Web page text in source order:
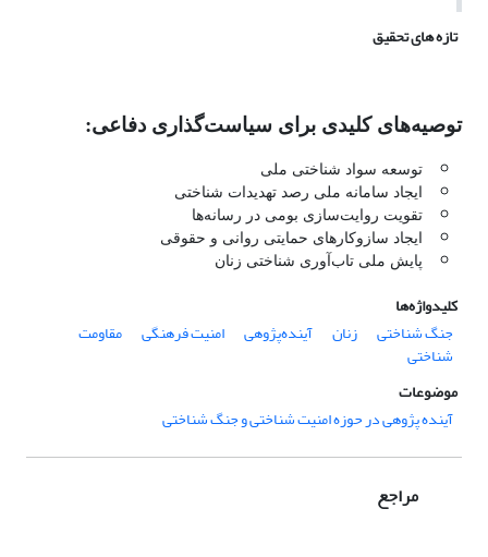
تازه های تحقیق
توصیه‌های کلیدی برای سیاست‌گذاری دفاعی:
توسعه سواد شناختی ملی
ایجاد سامانه ملی رصد تهدیدات شناختی
تقویت روایت‌سازی بومی در رسانه‌ها
ایجاد سازوکارهای حمایتی روانی و حقوقی
پایش ملی تاب‌آوری شناختی زنان
کلیدواژه‌ها
جنگ شناختی
زنان آینده‌پژوهی امنیت فرهنگی مقاومت
شناختی
موضوعات
آینده پژوهی در حوزه امنیت شناختی و جنگ شناختی
مراجع